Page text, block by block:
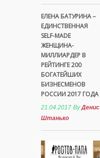
ЕЛЕНА БАТУРИНА –
ЕДИНСТВЕННАЯ
SELF-MADE
ЖЕНЩИНА-
МИЛЛИАРДЕР В
РЕЙТИНГЕ 200
БОГАТЕЙШИХ
БИЗНЕСМЕНОВ
РОССИИ 2017 ГОДА
21.04.2017 ByДенис
Штанько